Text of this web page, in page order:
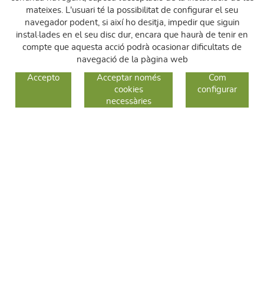
mateixes. L'usuari té la possibilitat de configurar el seu
navegador podent, si així ho desitja, impedir que siguin
instal·lades en el seu disc dur, encara que haurà de tenir en
compte que aquesta acció podrà ocasionar dificultats de
navegació de la pàgina web
Accepto
Acceptar només
cookies
necessàries
Com
configurar